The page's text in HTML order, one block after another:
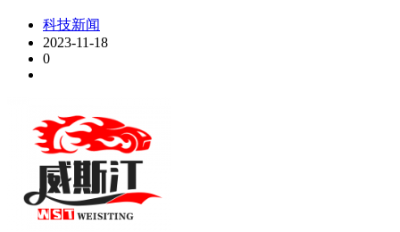
科技新闻
2023-11-18
0